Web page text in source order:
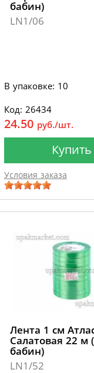
бабин)
LN1/06
В упаковке: 10
Код: 26434
24.50 руб./шт.
Купить
Условия заказа
Лента 1 см
Салатовая 22 м
бабин)
LN1/52